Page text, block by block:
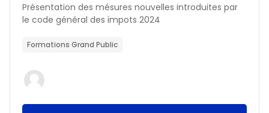
Résumé du cours :
Présentation des mésures nouvelles introduites par
le code général des impots 2024
Formations Grand Public